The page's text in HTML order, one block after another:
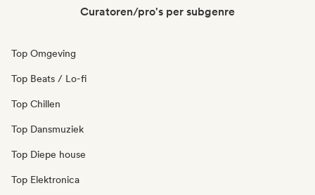
Curatoren/pro's per subgenre
Top Omgeving
Top Beats / Lo-fi
Top Chillen
Top Dansmuziek
Top Diepe house
Top Elektronica